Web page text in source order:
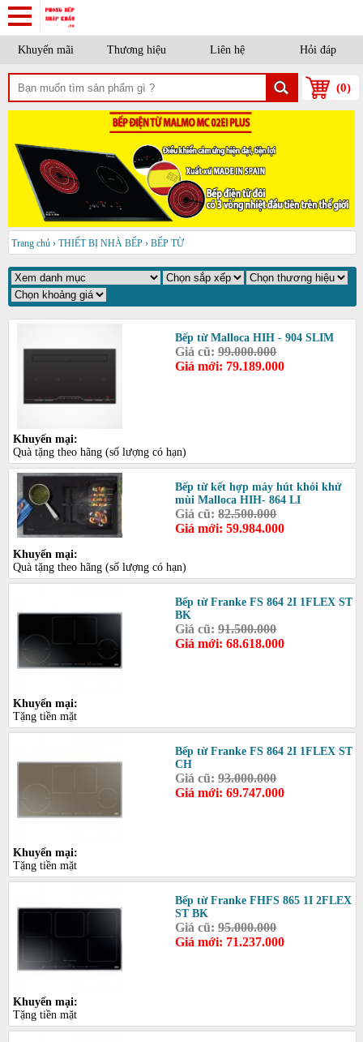
Khuyến mãi Thương hiệu Liên hệ Hỏi đáp
(0)
Trang chủ › THIẾT BỊ NHÀ BẾP › BẾP TỪ
Bếp từ Malloca HIH - 904 SLIM
Giá cũ:99.000.000
Giá mới: 79.189.000
Khuyến mại:
Quà tặng theo hãng (số lượng có hạn)
Bếp từ kết hợp máy hút khói khử
mùi Malloca HIH- 864 LI
Giá cũ:82.500.000
Giá mới: 59.984.000
Khuyến mại:
Quà tặng theo hãng (số lượng có hạn)
Bếp từ Franke FS 864 2I 1FLEX ST
BK
Giá cũ:91.500.000
Giá mới: 68.618.000
Khuyến mại:
Tặng tiền mặt
Bếp từ Franke FS 864 2I 1FLEX ST
CH
Giá cũ:93.000.000
Giá mới: 69.747.000
Khuyến mại:
Tặng tiền mặt
Bếp từ Franke FHFS 865 1I 2FLEX
ST BK
Giá cũ:95.000.000
Giá mới: 71.237.000
Khuyến mại:
Tặng tiền mặt